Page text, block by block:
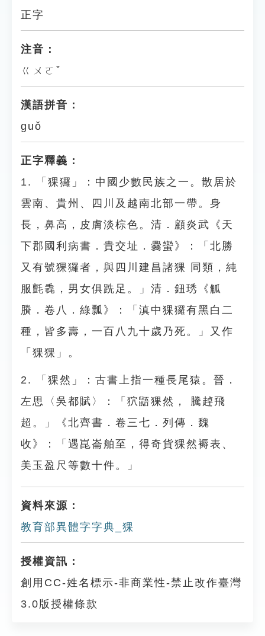
正字
注音：
ㄍㄨㄛˇ
漢語拼音：
guǒ
正字釋義：
1. 「猓玀」：中國少數民族之一。散居於
雲南、貴州、四川及越南北部一帶。身
長，鼻高，皮膚淡棕色。清．顧炎武《天
下郡國利病書．貴交址．爨蠻》：「北勝
又有號猓玀者，與四川建昌諸猓 同類，純
服氈毳，男女俱跣足。」清．鈕琇《觚
賸．卷八．綠瓢》：「滇中猓玀有黑白二
種，皆多壽，一百八九十歲乃死。」又作
「猓猓」。
2. 「猓然」：古書上指一種長尾猿。晉．
左思〈吳都賦〉：「狖鼯猓然， 騰趠飛
超。」《北齊書．卷三七．列傳．魏
收》：「遇崑崙舶至，得奇貨猓然褥表、
美玉盈尺等數十件。」
資料來源：
教育部異體字字典_猓
授權資訊：
創用CC-姓名標示-非商業性-禁止改作臺灣
3.0版授權條款